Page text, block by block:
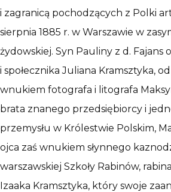
i zagranicą pochodzących z Polki
sierpnia 1885 r. w Warszawie w
żydowskiej. Syn Pauliny z d. Fajans
i społecznika Juliana Kramsztyka,
wnukiem fotografa i litografa
brata znanego przedsiębiorcy i
przemysłu w Królestwie Polskim,
ojca zaś wnukiem słynnego
warszawskiej Szkoły Rabinów,
Izaaka Kramsztyka, który swoje